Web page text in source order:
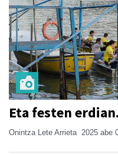
Eta festen
Onintza Lete Arrieta 2025 abe